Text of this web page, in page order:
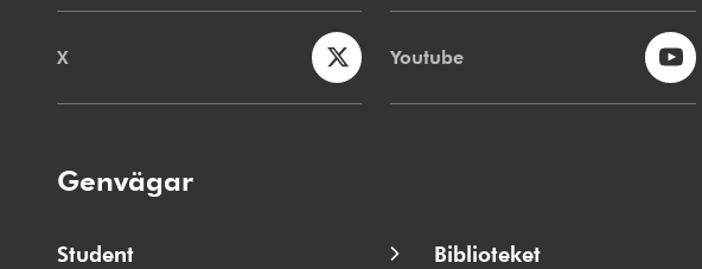
X Youtube
Genvägar
Student Biblioteket